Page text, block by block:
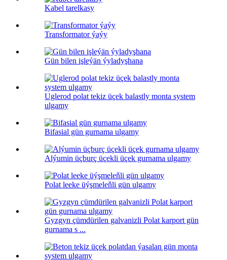
Kabel tarelkasy
Transformator ýaýy
Gün bilen işleýän ýyladyşhana
Uglerod polat tekiz üçek balastly monta system
ulgamy
Bifasial gün gurnama ulgamy
Alýumin üçburç üçekli üçek gurnama ulgamy
Polat leeke üýşmeleňli gün ulgamy
Gyzgyn çümdürilen galvanizli Polat karport gün
gurnama s ...